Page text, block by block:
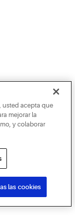
usted acepta que
mejorar la
y colaborar
las cookies